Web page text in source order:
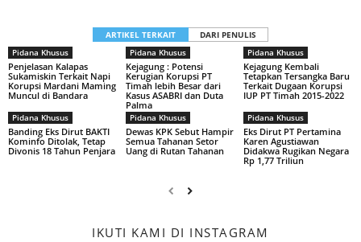
ARTIKEL TERKAIT
DARI PENULIS
Pidana Khusus
Penjelasan Kalapas
Sukamiskin Terkait Napi
Korupsi Mardani Maming
Muncul di Bandara
Pidana Khusus
Kejagung : Potensi
Kerugian Korupsi PT
Timah lebih Besar dari
Kasus ASABRI dan Duta
Palma
Pidana Khusus
Kejagung Kembali
Tetapkan Tersangka Baru
Terkait Dugaan Korupsi
IUP PT Timah 2015-2022
Pidana Khusus
Banding Eks Dirut BAKTI
Kominfo Ditolak, Tetap
Divonis 18 Tahun Penjara
Pidana Khusus
Dewas KPK Sebut Hampir
Semua Tahanan Setor
Uang di Rutan Tahanan
Pidana Khusus
Eks Dirut PT Pertamina
Karen Agustiawan
Didakwa Rugikan Negara
Rp 1,77 Triliun
IKUTI KAMI DI INSTAGRAM